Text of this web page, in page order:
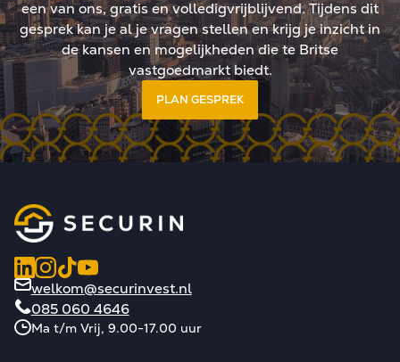
een van ons, gratis en volledigvrijblijvend. Tijdens dit
gesprek kan je al je vragen stellen en krijg je inzicht in
de kansen en mogelijkheden die te Britse
vastgoedmarkt biedt.
PLAN GESPREK
welkom@securinvest.nl
085 060 4646
Ma t/m Vrij, 9.00-17.00 uur